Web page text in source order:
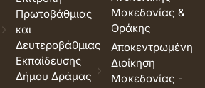
Πρωτοβάθμιας
και
Δευτεροβάθμιας
Εκπαίδευσης
Δήμου Δράμας
Μακεδονίας &
Θράκης
Αποκεντρωμένη
Διοίκηση
Μακεδονίας -